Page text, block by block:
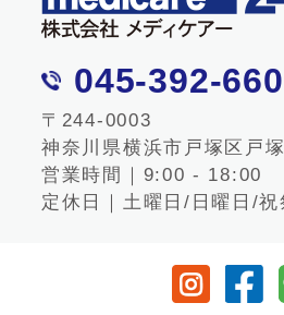
045-392-
〒244-0003
神奈川県横浜市戸塚区戸
営業時間｜9:00 - 18:00
定休日｜土曜日/日曜日/祝